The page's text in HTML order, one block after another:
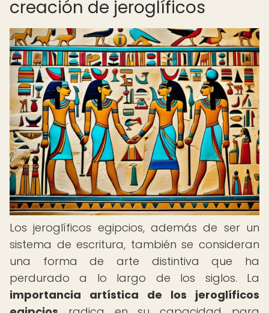
creación de jeroglíficos
Los jeroglíficos egipcios, además de ser un
sistema de escritura, también se consideran
una forma de arte distintiva que ha
perdurado a lo largo de los siglos. La
importancia artística de los jeroglíficos